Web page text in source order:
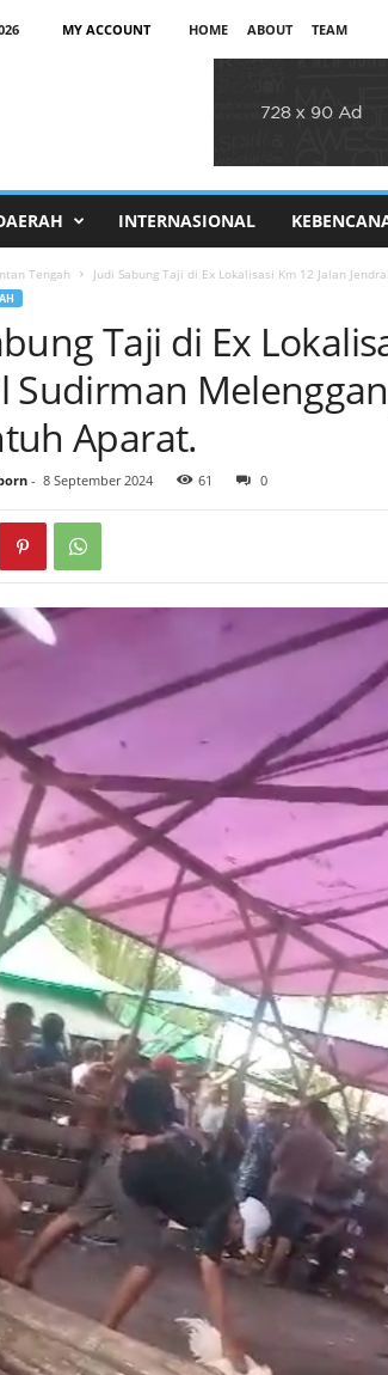
MY ACCOUNT HOME ABOUT TEAM
INTERNASIONAL
Tengah Judi Sabung Taji di Ex Lokalisasi Km 12 Jalan
Taji di Ex
Sudirman
Aparat.
- 8 September 2024 61 0